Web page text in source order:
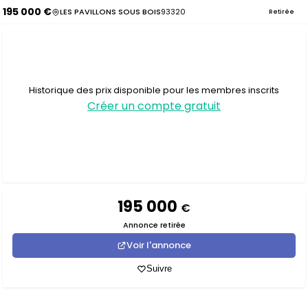
195 000 € LES PAVILLONS SOUS BOIS93320 Retirée
Historique des prix disponible pour les membres inscrits
Créer un compte gratuit
195 000 €
Annonce retirée
Voir l'annonce
Suivre